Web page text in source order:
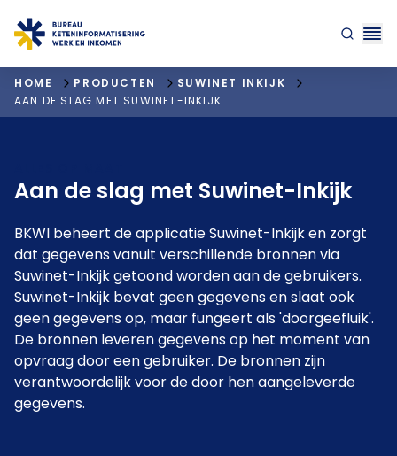
"ga naar homepagina"
HOME PRODUCTEN
SUWINET INKIJK
AAN DE SLAG MET SUWINET-INKIJK
Aan de slag met Suwinet-Inkijk
BKWI beheert de applicatie Suwinet-Inkijk en zorgt
dat gegevens vanuit verschillende bronnen via
Suwinet-Inkijk getoond worden aan de gebruikers.
Suwinet-Inkijk bevat geen gegevens en slaat ook
geen gegevens op, maar fungeert als 'doorgeefluik'.
De bronnen leveren gegevens op het moment van
opvraag door een gebruiker. De bronnen zijn
verantwoordelijk voor de door hen aangeleverde
gegevens.